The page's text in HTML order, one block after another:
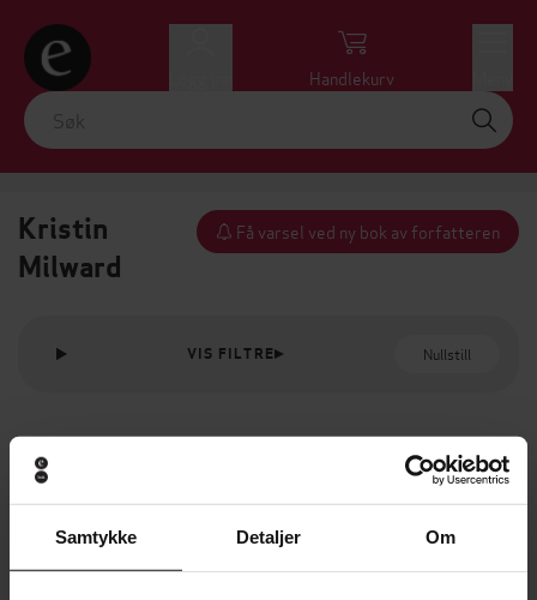
Samtykke Detaljer Om
Handlekurv
Kristin
Milward
Få varsel ved ny bok av forfatteren
VIS FILTRE Nullstill